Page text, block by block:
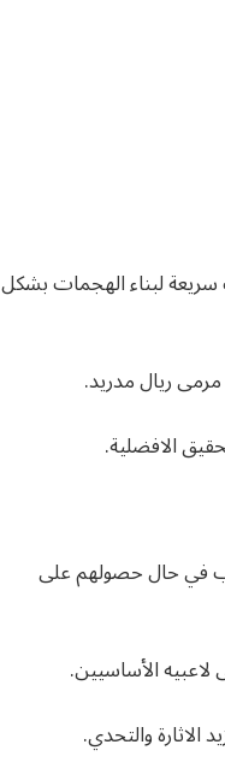
لبناء الهجمات بشكل
ريال مدريد.
الافضلية.
في حال حصولهم على
الأساسيين.
والتحدي.